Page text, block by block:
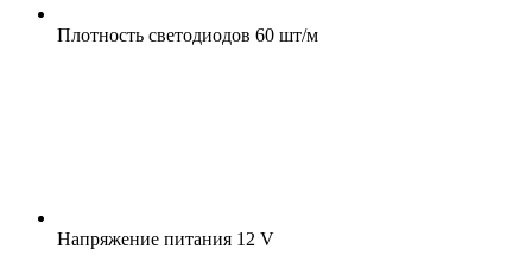
Плотность светодиодов 60 шт/м
Напряжение питания 12 V